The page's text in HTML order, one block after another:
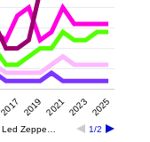
Led Zeppe… 1/2
2017 2019 2021 2023 2025